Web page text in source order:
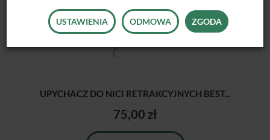
UPYCHACZ DO NICI RETRAKCYJNYCH BEST...
75,00 zł
USTAWIENIA ODMOWA ZGODA